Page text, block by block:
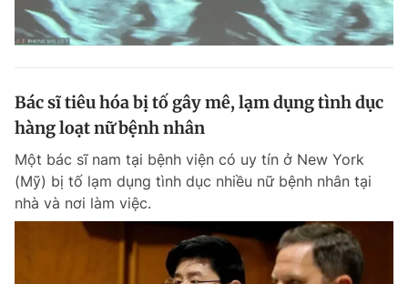
Bác sĩ tiêu hóa bị tố gây mê, lạm dụng tình dục
hàng loạt nữ bệnh nhân
Một bác sĩ nam tại bệnh viện có uy tín ở New York
(Mỹ) bị tố lạm dụng tình dục nhiều nữ bệnh nhân tại
nhà và nơi làm việc.